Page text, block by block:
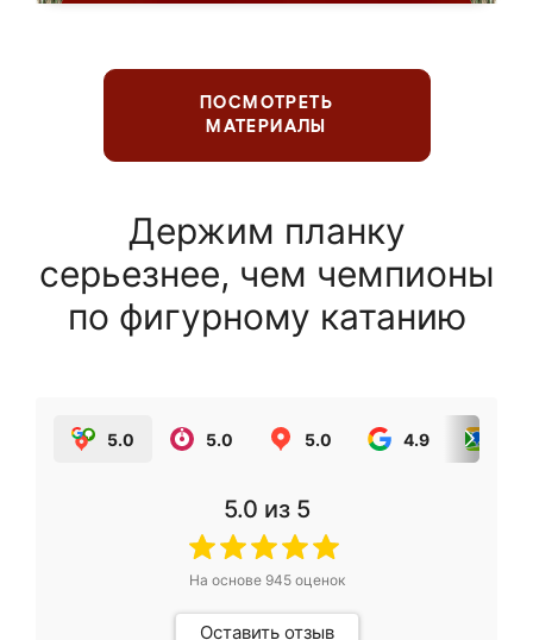
ПОСМОТРЕТЬ
МАТЕРИАЛЫ
Держим планку
серьезнее, чем чемпионы
по фигурному катанию
5.0 5.0 5.0 4.9
5.0 из 5
На основе 945оценок
Оставить отзыв